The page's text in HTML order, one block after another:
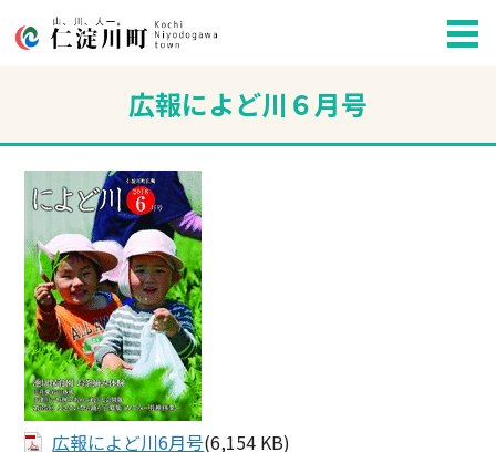
広報によど川６月号
広報によど川6月号(6,154 KB)